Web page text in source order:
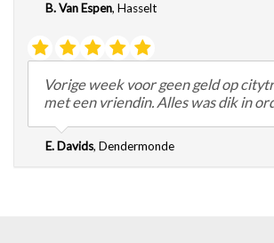
B. Van Espen, Hasselt
Vorige week voor geen geld op
met een vriendin. Alles was dik in
E. Davids, Dendermonde